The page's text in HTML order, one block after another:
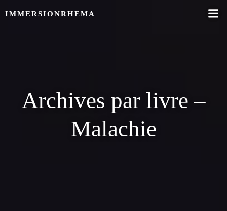
IMMERSIONRHEMA
Archives par livre –
Malachie